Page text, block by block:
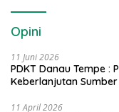
Opini
11 Juni 2026
PDKT Danau Tempe :
Keberlanjutan
11 April 2026